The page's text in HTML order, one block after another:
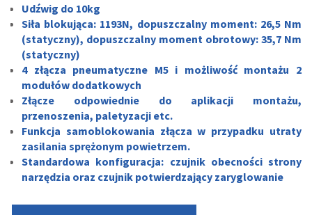
Udźwig do 10kg
Siła blokująca: 1193N, dopuszczalny moment: 26,5 Nm
(statyczny), dopuszczalny moment obrotowy: 35,7 Nm
(statyczny)
4 złącza pneumatyczne M5 i możliwość montażu 2
modułów dodatkowych
Złącze odpowiednie do aplikacji montażu,
przenoszenia, paletyzacji etc.
Funkcja samoblokowania złącza w przypadku utraty
zasilania sprężonym powietrzem.
Standardowa konfiguracja: czujnik obecności strony
narzędzia oraz czujnik potwierdzający zaryglowanie